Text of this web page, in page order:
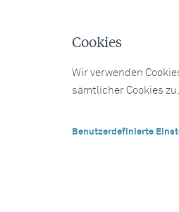
Cookies
Wir verwenden
sämtlicher Cookies
Benutzerdefinierte